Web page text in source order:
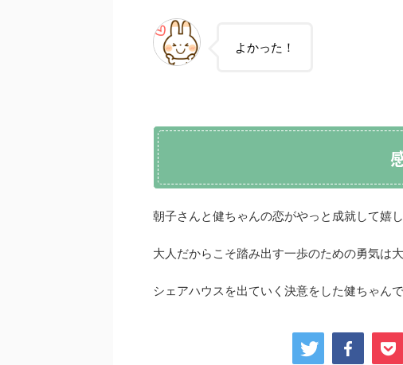
よかった！
朝子さんと健ちゃんの恋がやっと成就して嬉し
大人だからこそ踏み出す一歩のための勇気は
シェアハウスを出ていく決意をした健ちゃん